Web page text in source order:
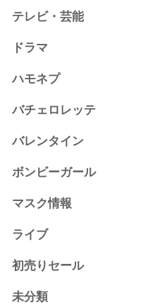
テレビ・芸能
ドラマ
ハモネプ
バチェロレッテ
バレンタイン
ボンビーガール
マスク情報
ライブ
初売りセール
未分類